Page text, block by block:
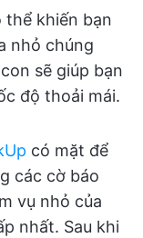
thể khiến bạn
nhỏ chúng
sẽ giúp bạn
độ thoải mái.
có mặt để
các cờ báo
vụ nhỏ của
nhất. Sau khi